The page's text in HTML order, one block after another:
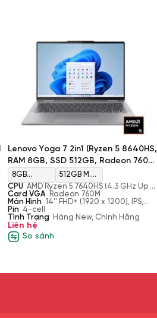
Lenovo Yoga 7 2in1 (Ryzen 5 8640HS,
RAM 8GB, SSD 512GB, Radeon 760M,
Màn 14'' FHD+ Touch)
8GB
LPDDR5X
7467 MHz
512GB M.2
PCIe
NVMe SSD
CPU AMD Ryzen 5 7640HS (4.3 GHz Up to
5.0 GHz, 6 Cores 12 Threads, 16 MB
Cache)
Card VGA
Radeon 760M
Màn Hình 14'' FHD+ (1920 x 1200), IPS,
300 nits, touch
Pin 4-cell
Tình Trạng
Hàng New, Chính Hãng
Liên hệ
So sánh